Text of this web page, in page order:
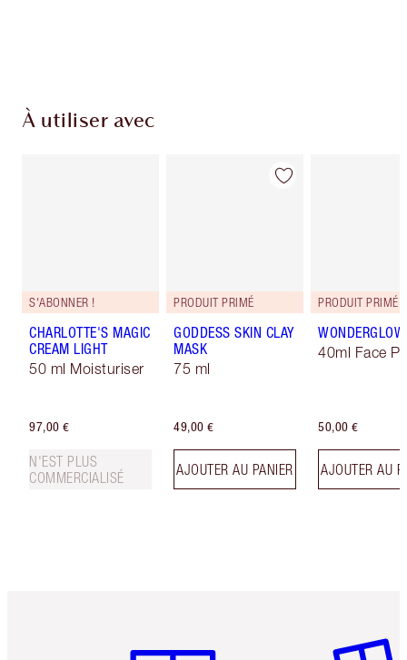
À utiliser avec
S'ABONNER !
CHARLOTTE'S MAGIC
CREAM LIGHT
50 ml Moisturiser
97,00 €
N'EST PLUS
COMMERCIALISÉ
PRODUIT PRIMÉ
GODDESS SKIN CLAY
MASK
75 ml
49,00 €
AJOUTER AU PANIER
PRODUIT PRIMÉ
WONDERGLOW
40ml Face
50,00 €
AJOUTER AU